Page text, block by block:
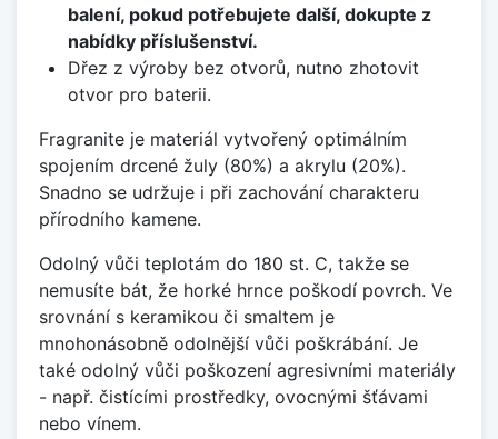
balení, pokud potřebujete další, dokupte z
nabídky příslušenství.
Dřez z výroby bez otvorů, nutno zhotovit
otvor pro baterii.
Fragranite je materiál vytvořený optimálním
spojením drcené žuly (80%) a akrylu (20%).
Snadno se udržuje i při zachování charakteru
přírodního kamene.
Odolný vůči teplotám do 180 st. C, takže se
nemusíte bát, že horké hrnce poškodí povrch. Ve
srovnání s keramikou či smaltem je
mnohonásobně odolnější vůči poškrábání. Je
také odolný vůči poškození agresivními materiály
- např. čistícími prostředky, ovocnými šťávami
nebo vínem.